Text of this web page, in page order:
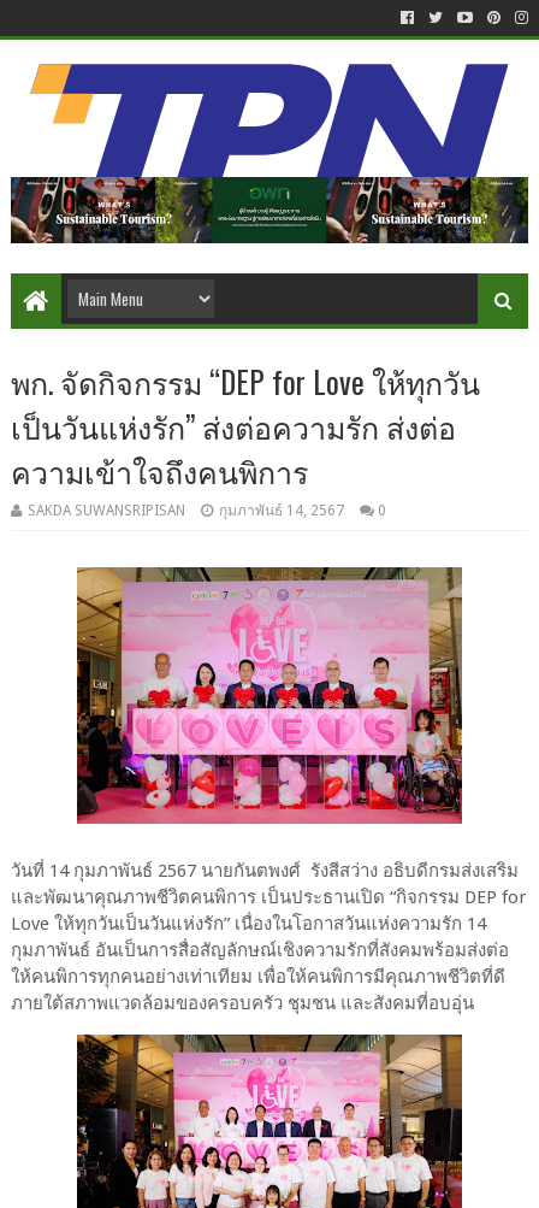
พก. จัดกิจกรรม “DEP for Love ให้ทุกวัน
เป็นวันแห่งรัก” ส่งต่อความรัก ส่งต่อ
ความเข้าใจถึงคนพิการ
SAKDA SUWANSRIPISAN กุมภาพันธ์ 14, 2567 0
วันที่ 14 กุมภาพันธ์ 2567 นายกันตพงศ์ รังสีสว่าง อธิบดีกรมส่งเสริม
และพัฒนาคุณภาพชีวิตคนพิการ เป็นประธานเปิด “กิจกรรม DEP for
Love ให้ทุกวันเป็นวันแห่งรัก” เนื่องในโอกาสวันแห่งความรัก 14
กุมภาพันธ์ อันเป็นการสื่อสัญลักษณ์เชิงความรักที่สังคมพร้อมส่งต่อ
ให้คนพิการทุกคนอย่างเท่าเทียม เพื่อให้คนพิการมีคุณภาพชีวิตที่ดี
ภายใต้สภาพแวดล้อมของครอบครัว ชุมชน และสังคมที่อบอุ่น